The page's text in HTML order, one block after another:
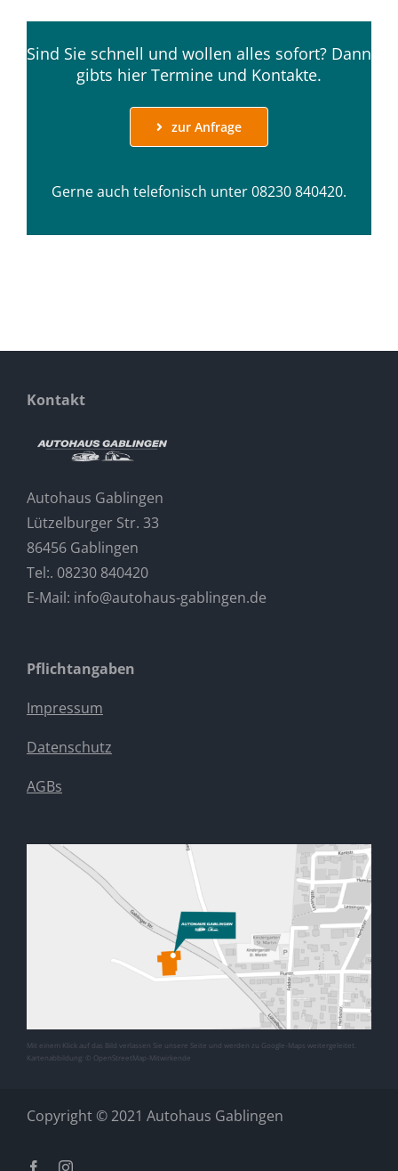
Sind Sie schnell und wollen alles sofort? Dann
gibts hier Termine und Kontakte.
zur Anfrage
Gerne auch telefonisch unter08230 840420.
Kontakt
Autohaus Gablingen
Lützelburger Str. 33
86456 Gablingen
Tel:. 08230 840420
E-Mail: info@autohaus-gablingen.de
Pflichtangaben
Impressum
Datenschutz
AGBs
Mit einem Klick auf das Bild verlassen Sie unsere Seite und werden zu Google-Maps weitergeleitet.
Kartenabbildung: © OpenStreetMap-Mitwirkende
Copyright © 2021 Autohaus Gablingen